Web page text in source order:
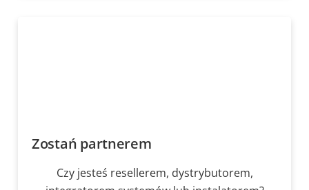
Zostań partnerem
Czy jesteś resellerem, dystrybutorem,